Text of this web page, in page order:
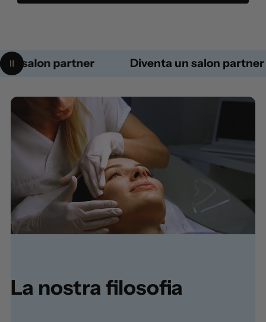
Pausa animazione
salon partner Diventa un salon partner
La nostra filosofia